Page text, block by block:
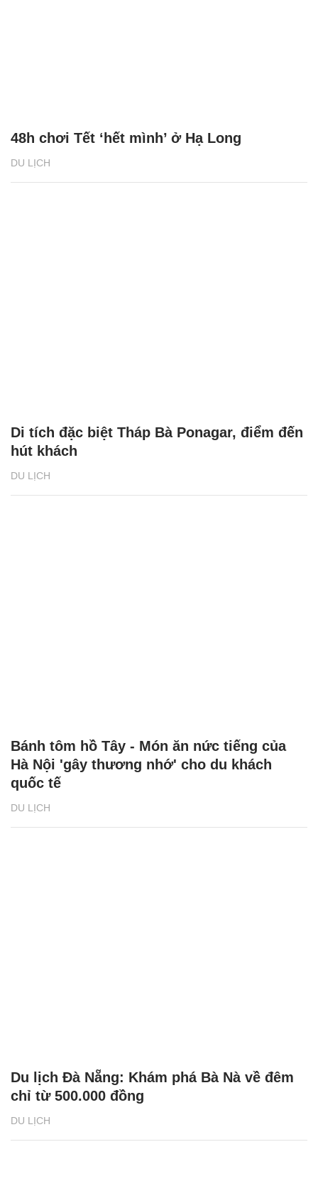
DU LỊCH
48h chơi Tết ‘hết mình’ ở Hạ Long
DU LỊCH
Di tích đặc biệt Tháp Bà Ponagar, điểm đến
hút khách
DU LỊCH
Bánh tôm hồ Tây - Món ăn nức tiếng của
Hà Nội 'gây thương nhớ' cho du khách
quốc tế
DU LỊCH
Du lịch Đà Nẵng: Khám phá Bà Nà về đêm
chỉ từ 500.000 đồng